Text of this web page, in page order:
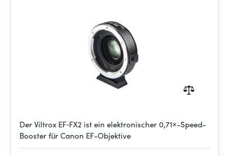
Der Viltrox EF‑FX2 ist ein elektronischer 0,71×-Speed-
Booster für Canon EF-Objektive